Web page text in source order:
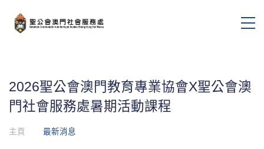
2026聖公會澳門教育專業協會X聖公會澳
門社會服務處暑期活動課程
主頁 最新消息